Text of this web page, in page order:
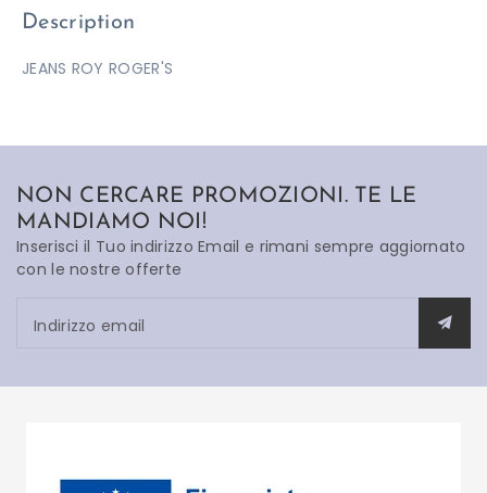
Description
JEANS ROY ROGER'S
NON CERCARE PROMOZIONI. TE LE
MANDIAMO NOI!
Inserisci il Tuo indirizzo Email e rimani sempre aggiornato
con le nostre offerte
Indirizzo email